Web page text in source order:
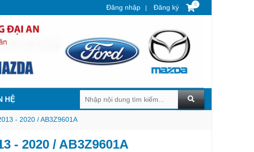
Đăng nhập Đăng ký 0
HỆ
- 2020 / AB3Z9601A
- 2020 / AB3Z9601A